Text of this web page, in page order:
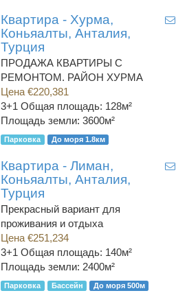
Квартира - Хурма,
Коньяалты, Анталия,
Турция
ПРОДАЖА КВАРТИРЫ С
РЕМОНТОМ. РАЙОН ХУРМА
Цена €220,381
3+1 Общая площадь: 128м²
Площадь земли: 3600м²
Парковка До моря 1.8км
Квартира - Лиман,
Коньяалты, Анталия,
Турция
Прекрасный вариант для
проживания и отдыха
Цена €251,234
3+1 Общая площадь: 140м²
Площадь земли: 2400м²
Парковка Бассейн До моря 500м